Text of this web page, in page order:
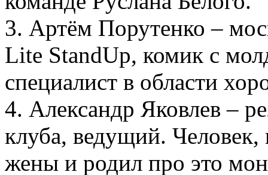
3. Артём Порутенко –
Lite StandUp, комик с
специалист в области
4. Александр Яковлев –
клуба, ведущий.
жены и родил про это